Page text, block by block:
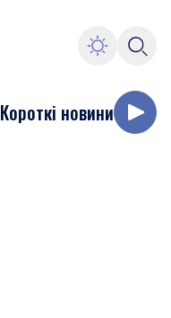
Короткі новини